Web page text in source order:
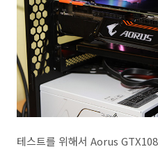
테스트를 위해서 Aorus